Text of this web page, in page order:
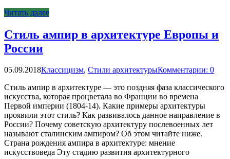
Читать далее
Стиль ампир в архитектуре Европы и
России
05.09.2018Классицизм, Стили архитектурыКомментарии: 0
Стиль ампир в архитектуре — это поздняя фаза классического
искусства, которая процветала во Франции во времена
Первой империи (1804-14). Какие примеры архитектуры
проявили этот стиль? Как развивалось данное направление в
России? Почему советскую архитектуру послевоенных лет
называют сталинским ампиром? Об этом читайте ниже.
Страна рождения ампира в архитектуре: мнение
искусствоведа Эту стадию развития архитектурного